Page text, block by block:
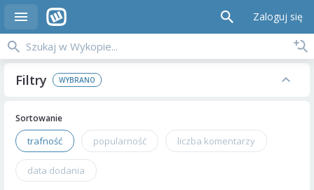
Zaloguj się
Filtry
Sortowanie
trafność popularność liczba komentarzy
data dodania